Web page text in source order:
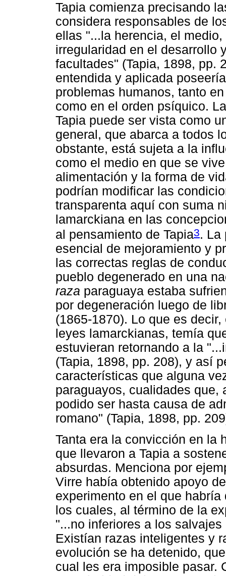
Tapia comienza precisando
considera responsables de
ellas "...la herencia, el
irregularidad en el desarrollo
facultades" (Tapia, 1898, pp.
entendida y aplicada
problemas humanos, tanto
como en el orden psíquico.
Tapia puede ser vista como
general, que abarca a todos
obstante, está sujeta a la
como el medio en que se
alimentación y la forma de
podrían modificar las
transparenta aquí con suma
lamarckiana en las
al pensamiento de Tapia3. La
esencial de mejoramiento y
las correctas reglas de
pueblo degenerado en una
raza paraguaya estaba
por degeneración luego de
(1865-1870). Lo que es
leyes lamarckianas, temía
estuvieran retornando a la
(Tapia, 1898, pp. 208), y así
características que alguna
paraguayos, cualidades que,
podido ser hasta causa de
romano" (Tapia, 1898, pp.
Tanta era la convicción en la
que llevaron a Tapia a
absurdas. Menciona por
Virre había obtenido apoyo
experimento en el que
los cuales, al término de la
"...no inferiores a los
Existían razas inteligentes y
evolución se ha detenido,
cual les era imposible pasar.